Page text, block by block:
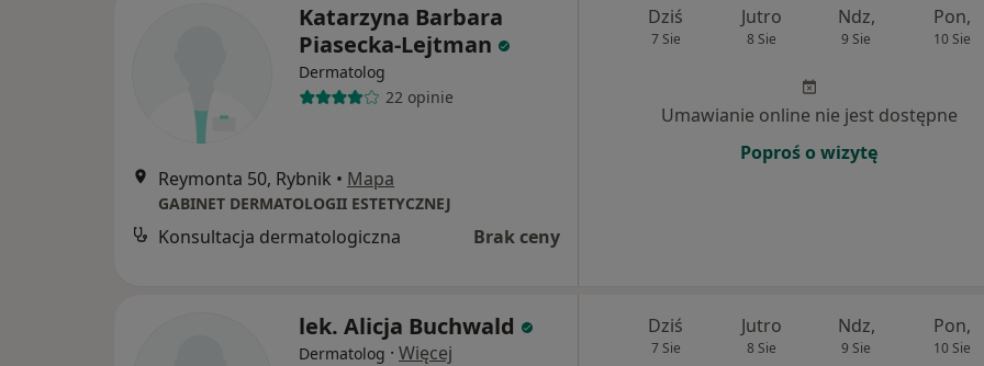
Katarzyna Barbara
Piasecka-Lejtman
Dermatolog
22 opinie
Reymonta 50, Rybnik • Mapa
GABINET DERMATOLOGII ESTETYCZNEJ
Konsultacja dermatologiczna Brak ceny
Dziś
7 Sie
Jutro
8 Sie
Ndz,
9 Sie
Pon,
10 Sie
Umawianie online nie jest dostępne
Poproś o wizytę
lek. Alicja Buchwald
Dermatolog · Więcej
Dziś
7 Sie
Jutro
8 Sie
Ndz,
9 Sie
Pon,
10 Sie